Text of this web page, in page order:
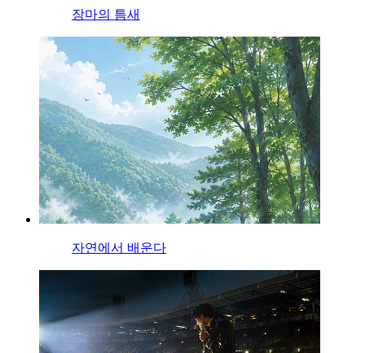
장마의 틈새
자연에서 배운다